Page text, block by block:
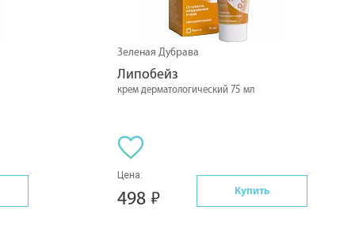
Зеленая Дубрава
Липобейз
крем дерматологический 75 мл
Цена:
498 Купить